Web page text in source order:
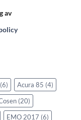
av
(6) Acura 85 (4)
(20)
EMO 2017 (6)